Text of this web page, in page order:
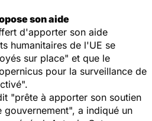
son aide
d'apporter son aide
humanitaires de l'UE se
sur place" et que le
pour la surveillance de
"prête à apporter son soutien
a indiqué un